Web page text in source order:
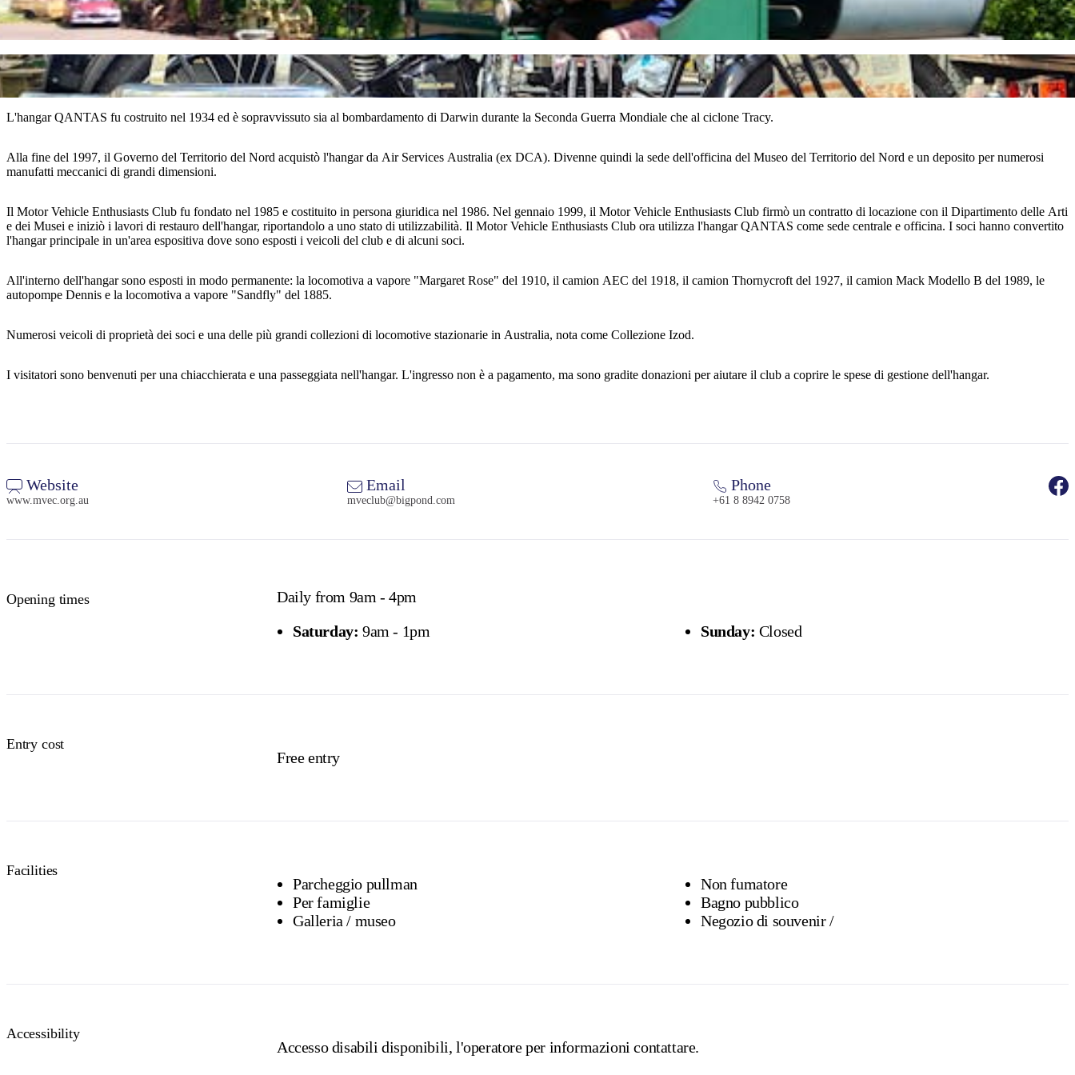
L'hangar QANTAS fu costruito nel 1934 ed è sopravvissuto sia al bombardamento di Darwin durante la Seconda Guerra Mondiale che al ciclone Tracy.
Alla fine del 1997, il Governo del Territorio del Nord acquistò l'hangar da Air Services Australia (ex DCA). Divenne quindi la sede dell'officina del Museo del Territorio del Nord e un deposito per numerosi
manufatti meccanici di grandi dimensioni.
Il Motor Vehicle Enthusiasts Club fu fondato nel 1985 e costituito in persona giuridica nel 1986. Nel gennaio 1999, il Motor Vehicle Enthusiasts Club firmò un contratto di locazione con il Dipartimento delle Arti
e dei Musei e iniziò i lavori di restauro dell'hangar, riportandolo a uno stato di utilizzabilità. Il Motor Vehicle Enthusiasts Club ora utilizza l'hangar QANTAS come sede centrale e officina. I soci hanno convertito
l'hangar principale in un'area espositiva dove sono esposti i veicoli del club e di alcuni soci.
All'interno dell'hangar sono esposti in modo permanente: la locomotiva a vapore "Margaret Rose" del 1910, il camion AEC del 1918, il camion Thornycroft del 1927, il camion Mack Modello B del 1989, le
autopompe Dennis e la locomotiva a vapore "Sandfly" del 1885.
Numerosi veicoli di proprietà dei soci e una delle più grandi collezioni di locomotive stazionarie in Australia, nota come Collezione Izod.
I visitatori sono benvenuti per una chiacchierata e una passeggiata nell'hangar. L'ingresso non è a pagamento, ma sono gradite donazioni per aiutare il club a coprire le spese di gestione dell'hangar.
Website
www.mvec.org.au
Email
mveclub@bigpond.com
Phone
+61 8 8942 0758
Opening times
Daily from 9am - 4pm
Saturday: 9am - 1pm Sunday: Closed
Entry cost
Free entry
Facilities
Parcheggio pullman
Per famiglie
Galleria / museo
Non fumatore
Bagno pubblico
Negozio di souvenir /
Accessibility
Accesso disabili disponibili, l'operatore per informazioni contattare.